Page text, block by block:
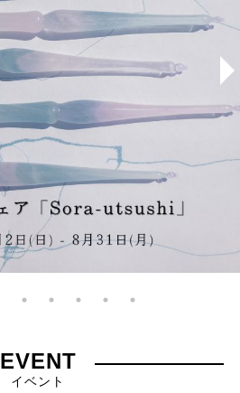
EVENT
イベント